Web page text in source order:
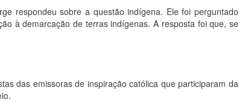
respondeu sobre a questão indígena. Ele foi perguntado
à demarcação de terras indígenas. A resposta foi que, se
das emissoras de inspiração católica que participaram da